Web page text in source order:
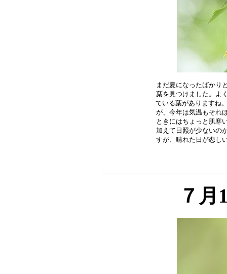
まだ夏になったばかり
葉を見つけました。よ
ている葉がありますね
が、今年は気温もそれ
ときにはちょっと肌寒
加えて日照が少ないの
７月